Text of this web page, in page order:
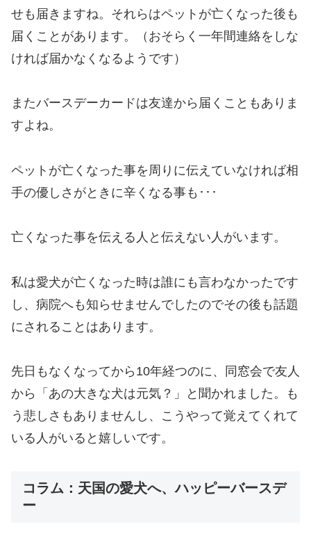
せも届きますね。それらはペットが亡くなった後も
届くことがあります。（おそらく一年間連絡をしな
ければ届かなくなるようです）
またバースデーカードは友達から届くこともありま
すよね。
ペットが亡くなった事を周りに伝えていなければ相
手の優しさがときに辛くなる事も･･･
亡くなった事を伝える人と伝えない人がいます。
私は愛犬が亡くなった時は誰にも言わなかったです
し、病院へも知らせませんでしたのでその後も話題
にされることはあります。
先日もなくなってから10年経つのに、同窓会で友人
から「あの大きな犬は元気？」と聞かれました。も
う悲しさもありませんし、こうやって覚えてくれて
いる人がいると嬉しいです。
コラム：天国の愛犬へ、ハッピーバースデ
ー